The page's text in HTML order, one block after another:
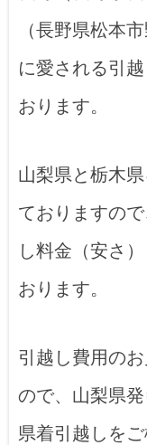
（長野県松本
に愛される引
おります。
山梨県と栃木
ておりますの
し料金（安さ
おります。
引越し費用の
ので、山梨県
県着引越しを